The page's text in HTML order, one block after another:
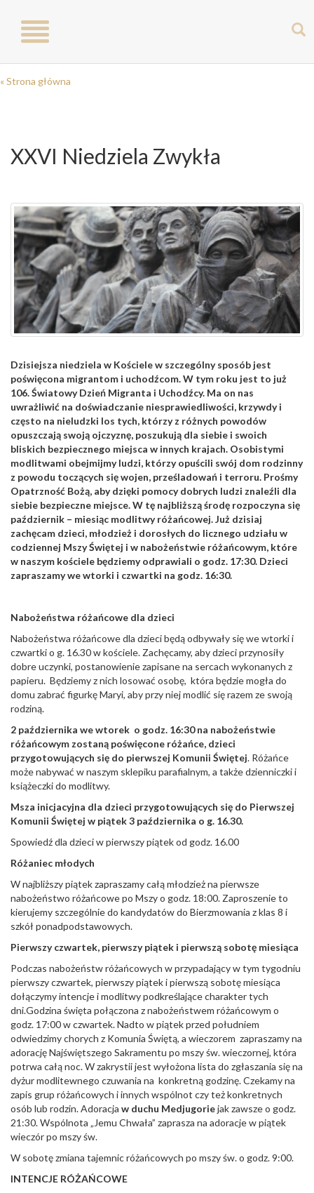
Toggle
navigation
« Strona główna
XXVI Niedziela Zwykła
Dzisiejsza niedziela w Kościele w szczególny sposób jest
poświęcona migrantom i uchodźcom. W tym roku jest to już
106. Światowy Dzień Migranta i Uchodźcy. Ma on nas
uwrażliwić na doświadczanie niesprawiedliwości, krzywdy i
często na nieludzki los tych, którzy z różnych powodów
opuszczają swoją ojczyznę, poszukują dla siebie i swoich
bliskich bezpiecznego miejsca w innych krajach. Osobistymi
modlitwami obejmijmy ludzi, którzy opuścili swój dom rodzinny
z powodu toczących się wojen, prześladowań i terroru. Prośmy
Opatrzność Bożą, aby dzięki pomocy dobrych ludzi znaleźli dla
siebie bezpieczne miejsce. W tę najbliższą środę rozpoczyna się
październik – miesiąc modlitwy różańcowej. Już dzisiaj
zachęcam dzieci, młodzież i dorosłych do licznego udziału w
codziennej Mszy Świętej i w nabożeństwie różańcowym, które
w naszym kościele będziemy odprawiali o godz. 17:30. Dzieci
zapraszamy we wtorki i czwartki na godz. 16:30.
Nabożeństwa różańcowe dla dzieci
Nabożeństwa różańcowe dla dzieci będą odbywały się we wtorki i
czwartki o g. 16.30 w kościele. Zachęcamy, aby dzieci przynosiły
dobre uczynki, postanowienie zapisane na sercach wykonanych z
papieru. Będziemy z nich losować osobę, która będzie mogła do
domu zabrać figurkę Maryi, aby przy niej modlić się razem ze swoją
rodziną.
2 października we wtorek o godz. 16:30 na nabożeństwie
różańcowym zostaną poświęcone różańce, dzieci
przygotowujących się do pierwszej Komunii Świętej. Różańce
może nabywać w naszym sklepiku parafialnym, a także dzienniczki i
książeczki do modlitwy.
Msza inicjacyjna dla dzieci przygotowujących się do Pierwszej
Komunii Świętej w piątek 3 października o g. 16.30.
Spowiedź dla dzieci w pierwszy piątek od godz. 16.00
Różaniec młodych
W najbliższy piątek zapraszamy całą młodzież na pierwsze
nabożeństwo różańcowe po Mszy o godz. 18:00. Zaproszenie to
kierujemy szczególnie do kandydatów do Bierzmowania z klas 8 i
szkół ponadpodstawowych.
Pierwszy czwartek, pierwszy piątek i pierwszą sobotę miesiąca
Podczas nabożeństw różańcowych w przypadający w tym tygodniu
pierwszy czwartek, pierwszy piątek i pierwszą sobotę miesiąca
dołączymy intencje i modlitwy podkreślające charakter tych
dni.Godzina święta połączona z nabożeństwem różańcowym o
godz. 17:00 w czwartek. Nadto w piątek przed południem
odwiedzimy chorych z Komunia Świętą, a wieczorem zapraszamy na
adorację Najświętszego Sakramentu po mszy św. wieczornej, która
potrwa całą noc. W zakrystii jest wyłożona lista do zgłaszania się na
dyżur modlitewnego czuwania na konkretną godzinę. Czekamy na
zapis grup różańcowych i innych wspólnot czy też konkretnych
osób lub rodzin. Adoracja w duchu Medjugoriejak zawsze o godz.
21:30. Wspólnota „Jemu Chwała” zaprasza na adoracje w piątek
wieczór po mszy św.
W sobotę zmiana tajemnic różańcowych po mszy św. o godz. 9:00.
INTENCJE RÓŻAŃCOWE